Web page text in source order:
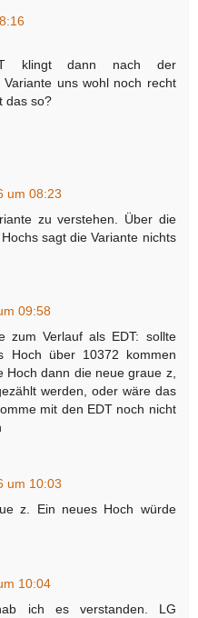
klingt dann nach der
uns wohl noch recht
das so?
um 08:23
zu verstehen. Über die
sagt die Variante nichts
09:58
zum Verlauf als EDT: sollte
Hoch über 10372 kommen
Hoch dann die neue graue z,
werden, oder wäre das
mit den EDT noch nicht
um 10:03
z. Ein neues Hoch würde
10:04
ich es verstanden. LG